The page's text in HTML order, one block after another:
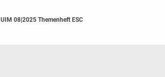
UIM 08|2025 Themenheft ESC